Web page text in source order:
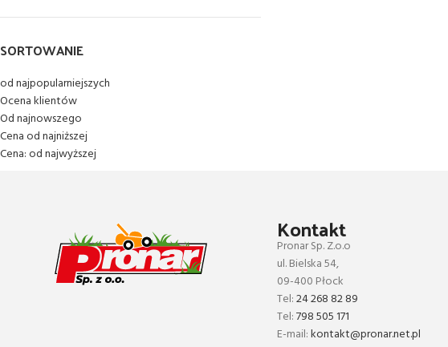
SORTOWANIE
od najpopularniejszych
Ocena klientów
Od najnowszego
Cena od najniższej
Cena: od najwyższej
Kontakt
Pronar Sp. Z.o.o
ul. Bielska 54,
09-400 Płock
Tel:24 268 82 89
Tel:798 505 171
E-mail:kontakt@pronar.net.pl